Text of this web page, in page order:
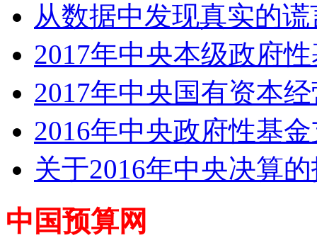
从数据中发现真实的
2017年中央本级政府
2017年中央国有资本
2016年中央政府性基
关于2016年中央决算
中国预算网